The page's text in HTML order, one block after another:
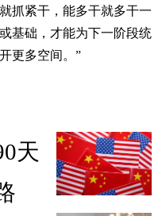
抓紧干，能多干就多干一
基础，才能为下一阶段统
更多空间。”
天